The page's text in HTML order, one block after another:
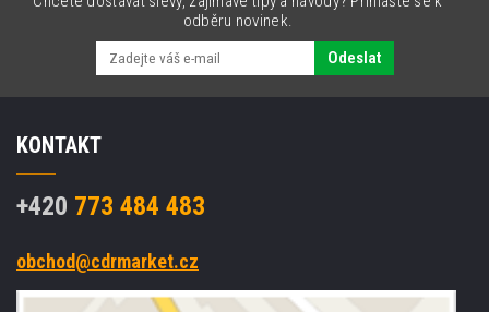
odběru novinek.
Odeslat
KONTAKT
+420 773 484 483
obchod@cdrmarket.cz